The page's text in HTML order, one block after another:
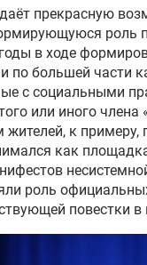
прекрасную
роль
в ходе
по большей части
с социальными
или иного
жителей, к
как
роль
повестки